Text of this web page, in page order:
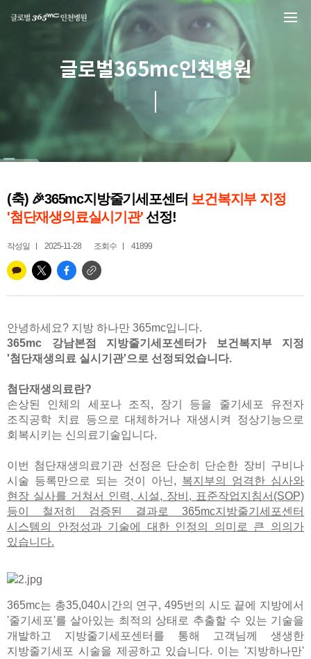
글로벌365mc인천병원
(축) 🎉365mc지방줄기세포센터 보건복지부 지정
'첨단재생의료실시기관'선정!
작성일 2025-11-28 조회수 41899
안녕하세요? 지방 하나만 365mc입니다.
365mc 강남본점 지방줄기세포센터가 보건복지부 지정
'첨단재생의료 실시기관'으로 선정되었습니다.
첨단재생의료란?
손상된 인체의 세포나 조직, 장기 등을 줄기세포 유전자
조직공학 치료 등으로 대체하거나 재생시켜 정상기능으로
회복시키는 신의료기술입니다.
이번 첨단재생의료기관 선정은 단순히 단순한 장비 구비나
시술 등록만으로 되는 것이 아닌, 복지부의 엄격한 심사와
현장 실사를 거쳐서 인력, 시설, 장비, 표준작업지침서(SOP)
등이 철저히 검증된 결과로 365mc지방줄기세포센터
시스템의 안정성과 기술에 대한 인정의 의미로 큰 의의가
있습니다.
365mc는 총35,040시간의 연구, 495번의 시도 끝에 지방에서
'줄기세포'를 살아있는 최적의 상태로 추출할 수 있는 기술을
개발하고 지방줄기세포센터를 통해 고객님께 생생한
지방줄기세포 시술을 제공하고 있습니다. 이는 '지방하나만'